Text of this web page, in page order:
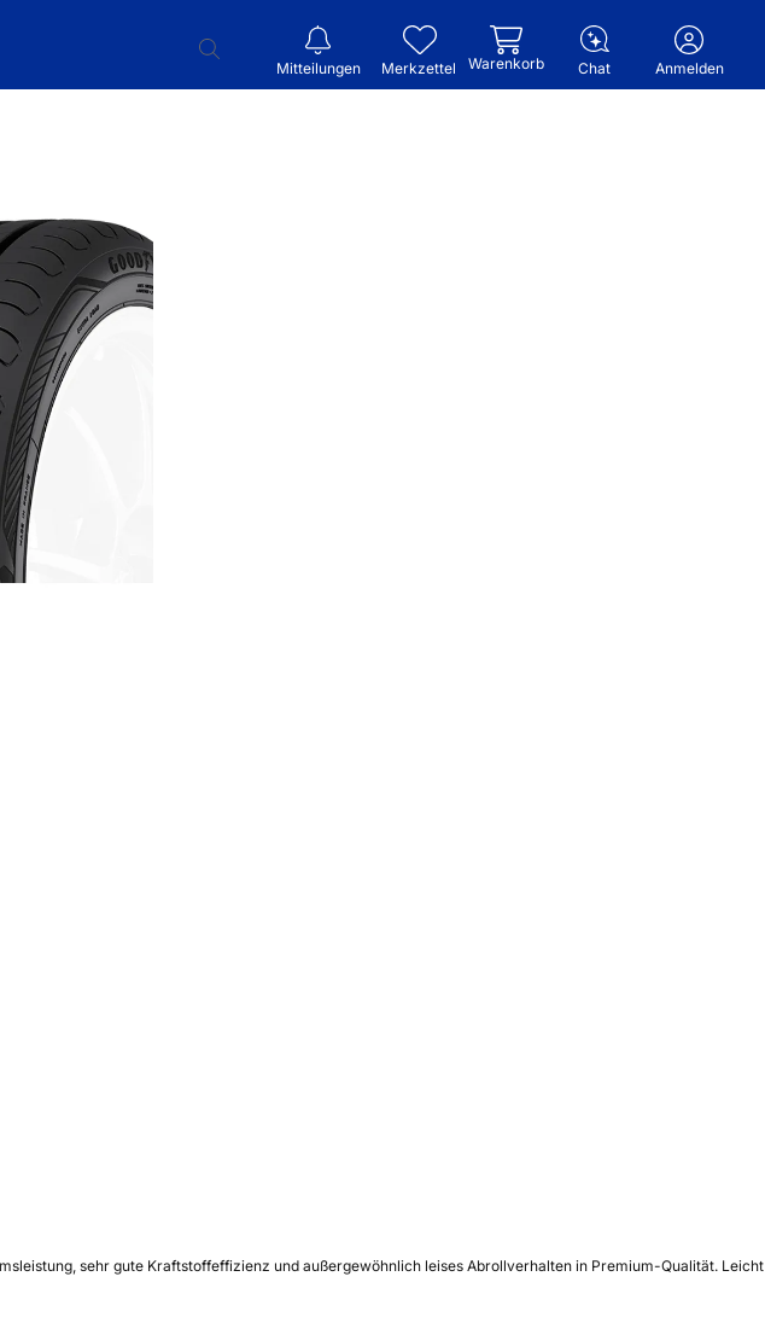
Mitteilungen Merkzettel Warenkorb Chat Anmelden
sehr gute Kraftstoffeffizienz und außergewöhnlich leises Abrollverhalten in Premium-Qualität. Leicht